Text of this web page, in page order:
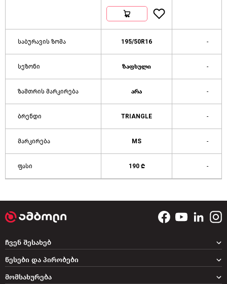
საბურავის ზომა 195/50R16 -
სეზონი ზაფხული -
ზამთრის მარკირება არა -
ბრენდი TRIANGLE -
მარკირება MS -
ფასი 190 ₾ -
ჩვენ შესახებ
წესები და პირობები
მომსახურება